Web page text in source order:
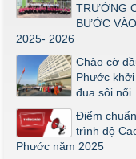
THÔNG BÁO VỀ
KHỐI Y DƯỢC NĂM
ĐIỂM TỐT NGHIỆP
Thông báo về việc tổ
Mầm non năm 2026
TRƯỜNG
BƯỚC
2025- 2026
Chào cờ
Phước
đua sôi nổi
Điểm
trình độ
Phước năm 2025